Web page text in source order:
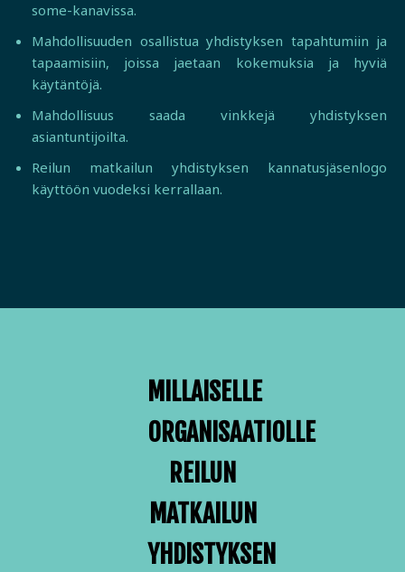
some-kanavissa.
Mahdollisuuden osallistua yhdistyksen tapahtumiin ja
tapaamisiin, joissa jaetaan kokemuksia ja hyviä
käytäntöjä.
Mahdollisuus saada vinkkejä yhdistyksen
asiantuntijoilta.
Reilun matkailun yhdistyksen kannatusjäsenlogo
käyttöön vuodeksi kerrallaan.
MILLAISELLE
ORGANISAATIOLLE
REILUN
MATKAILUN
YHDISTYKSEN